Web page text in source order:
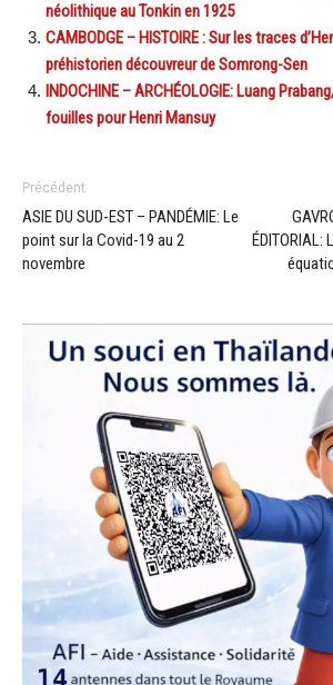
néolithique au Tonkin en 1925
CAMBODGE – HISTOIRE : Sur les traces
préhistorien découvreur de Somrong-Sen
INDOCHINE – ARCHÉOLOGIE: Luang
fouilles pour Henri Mansuy
Précédent
ASIE DU SUD-EST – PANDÉMIE: Le
point sur la Covid-19 au 2
novembre